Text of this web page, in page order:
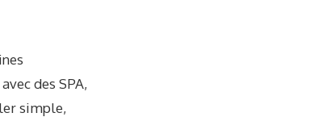
des SPA,
simple,